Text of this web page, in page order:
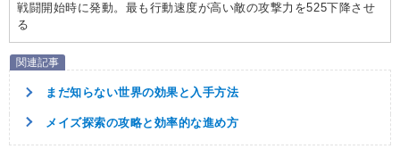
戦闘開始時に発動。最も行動速度が高い敵の攻撃力を525下降させ
る
まだ知らない世界の効果と入手方法
メイズ探索の攻略と効率的な進め方